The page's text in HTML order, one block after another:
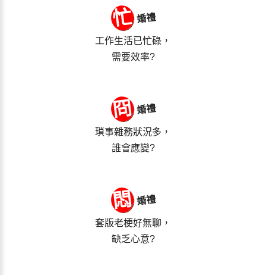
忙 婚禮
工作生活已忙碌，
需要效率?
冏 婚禮
瑣事雜務狀況多，
誰會應變?
悶 婚禮
套版老梗好無聊，
缺乏心意?